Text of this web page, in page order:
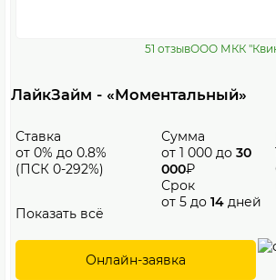
51 отзывООО МКК
ЛайкЗайм - «Моментальный»
Ставка
от 0% до 0.8%
(ПСК 0-292%)
Сумма
от 1 000 до 30
000₽
Срок
от 5 до 14 дней
Показать всё
Онлайн-заявка